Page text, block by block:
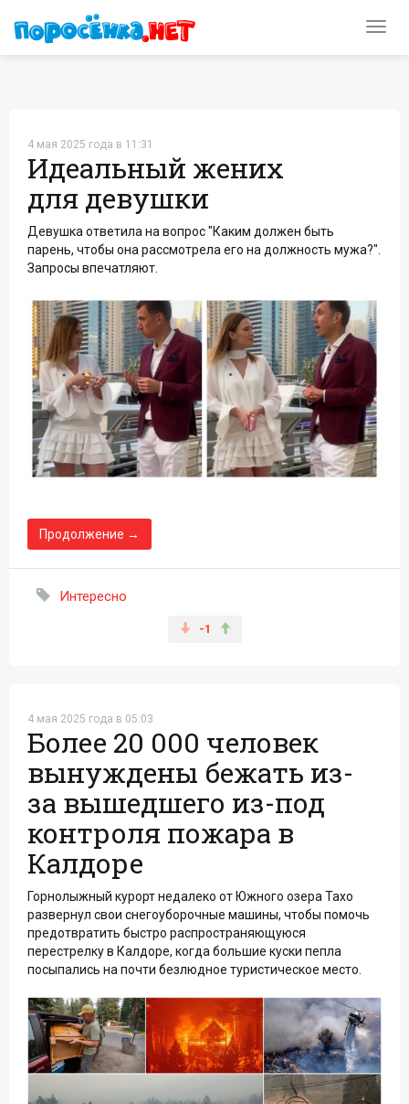
4 мая 2025 года в 11:31
Идеальный жених
для девушки
Девушка ответила на вопрос "Каким должен быть
парень, чтобы она рассмотрела его на должность мужа?".
Запросы впечатляют.
Продолжение →
Интересно
-1
4 мая 2025 года в 05:03
Более 20 000 человек
вынуждены бежать из-
за вышедшего из-под
контроля пожара в
Калдоре
Горнолыжный курорт недалеко от Южного озера Тахо
развернул свои снегоуборочные машины, чтобы помочь
предотвратить быстро распространяющуюся
перестрелку в Калдоре, когда большие куски пепла
посыпались на почти безлюдное туристическое место.